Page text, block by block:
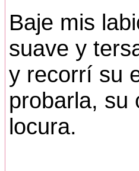
Baje mis
suave y
y recorrí su
probarla, su
locura.